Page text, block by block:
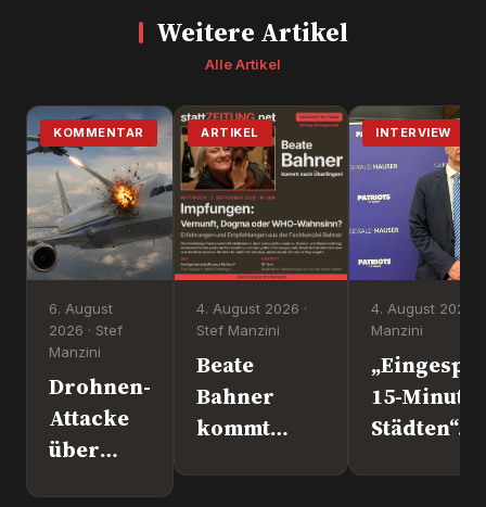
Weitere Artikel
Alle Artikel
KOMMENTAR
6. August
2026 · Stef
Manzini
Drohnen-
Attacke
über
ARTIKEL
4. August 2026 ·
Stef Manzini
Beate
Bahner
kommt
INTERVIEW
4. August 2026 ·
Manzini
15-
Städten“.